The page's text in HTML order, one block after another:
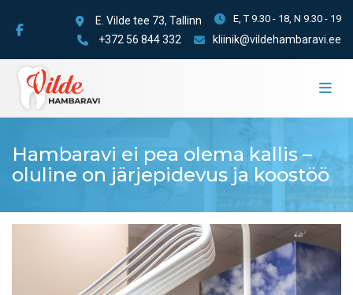
E. Vilde tee 73, Tallinn E, T 9.30 - 18, N 9.30 - 19
+372 56 844 332 kliinik@vildehambaravi.ee
Hambaravi ei pea olema kallis –
oluline on järjepidevus ja koostöö